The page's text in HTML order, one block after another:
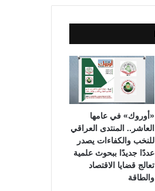
«أوروك» في عامها
العاشر.. المنتدى العراقي
للنخب والكفاءات يصدر
عددًا جديدًا ببحوث علمية
تعالج قضايا الاقتصاد
والطاقة